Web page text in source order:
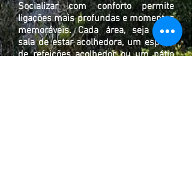
Socializar com conforto permite
ligações mais profundas e momentos
memoráveis. Cada área, seja uma
sala de estar acolhedora, um espaço
de refeições acolhedor ou um pátio